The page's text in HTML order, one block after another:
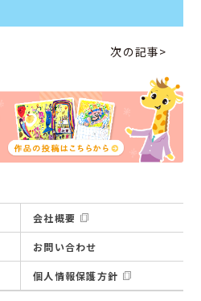
次の記事>
会社概要
お問い合わせ
個人情報保護方針